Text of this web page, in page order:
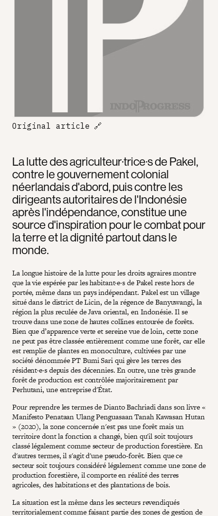
La lutte des agriculteur·trice·s de Pakel,
contre le gouvernement colonial
néerlandais d'abord, puis contre les
dirigeants autoritaires de l'Indonésie
après l'indépendance, constitue une
source d'inspiration pour le combat pour
la terre et la dignité partout dans le
monde.
La longue histoire de la lutte pour les droits agraires montre
que la vie espérée par les habitant·e·s de Pakel reste hors de
portée, même dans un pays indépendant. Pakel est un village
situé dans le district de Licin, de la régence de Banyuwangi, la
région la plus reculée de Java oriental, en Indonésie. Il se
trouve dans une zone de hautes collines entourée de forêts.
Bien que d’apparence verte et sereine vue de loin, cette zone
ne peut pas être classée entièrement comme une forêt, car elle
est remplie de plantes en monoculture, cultivées par une
société dénommée PT Bumi Sari qui gère les terres des
résident·e·s depuis des décennies. En outre, une très grande
forêt de production est contrôlée majoritairement par
Perhutani, une entreprise d'État.
Pour reprendre les termes de Dianto Bachriadi dans son livre «
Manifesto Penataan Ulang Penguasaan Tanah Kawasan Hutan
» (2020), la zone concernée n'est pas une forêt mais un
territoire dont la fonction a changé, bien qu'il soit toujours
classé légalement comme secteur de production forestière. En
d'autres termes, il s'agit d'une pseudo-forêt. Bien que ce
secteur soit toujours considéré légalement comme une zone de
production forestière, il comporte en réalité des terres
agricoles, des habitations et des plantations de bois.
La situation est la même dans les secteurs revendiqués
territorialement comme faisant partie des zones de gestion de
Original article 🔗